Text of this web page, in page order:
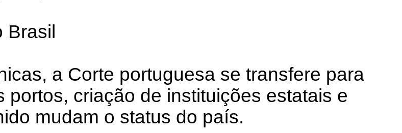
a Corte portuguesa se transfere para
portos, criação de instituições estatais e
mudam o status do país.